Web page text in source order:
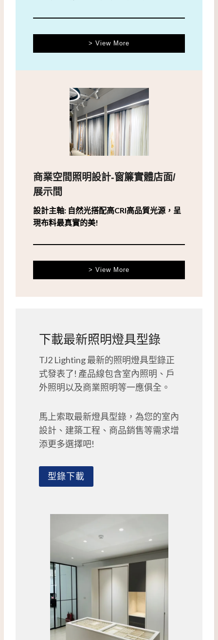
> View More
商業空間照明設計-窗簾實體店面/
展示間
設計主軸: 自然光搭配高CRI高品質光源，呈
現布料最真實的美!
> View More
下載最新照明燈具型錄
TJ2 Lighting 最新的照明燈具型錄正
式發表了! 產品線包含室內照明、戶
外照明以及商業照明等一應俱全。
馬上索取最新燈具型錄，為您的室內
設計、建築工程、商品銷售等需求增
添更多選擇吧!
型錄下載